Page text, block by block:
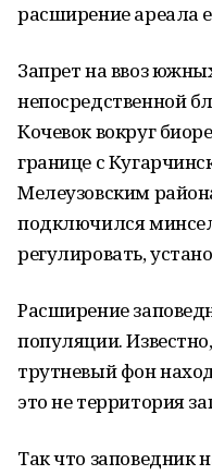
расширение ареала
Запрет на ввоз
непосредственной
Кочевок вокруг
границе с
Мелеузовским
подключился
регулировать,
Расширение
популяции.
трутневый фон
это не территория
Так что заповедник